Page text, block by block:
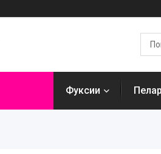
Фуксии